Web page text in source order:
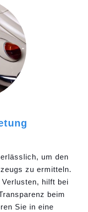
um den
zu ermitteln.
hilft bei
beim
Sie in eine